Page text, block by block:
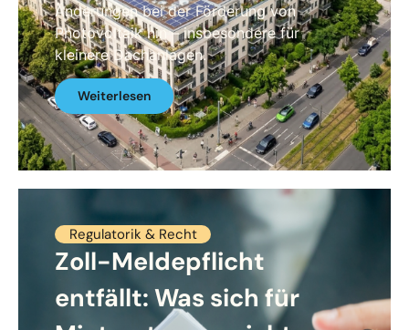
Änderungen bei der Förderung von
Photovoltaik hin – insbesondere für
kleinere Dachanlagen.
Weiterlesen
Regulatorik & Recht
Zoll-Meldepflicht
entfällt: Was sich für